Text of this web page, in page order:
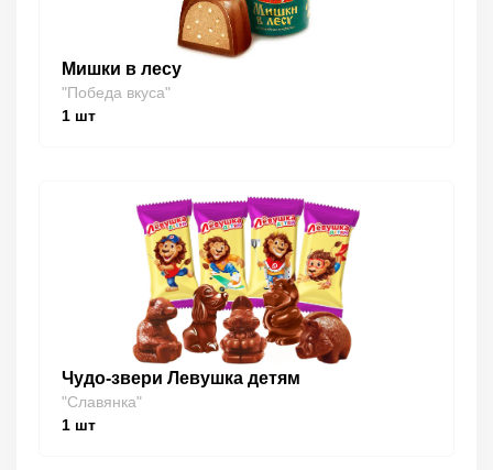
Мишки в лесу
"Победа вкуса"
1 шт
Чудо-звери Левушка детям
"Славянка"
1 шт